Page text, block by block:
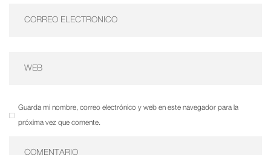
Guarda mi nombre, correo electrónico y web en este navegador para la
próxima vez que comente.